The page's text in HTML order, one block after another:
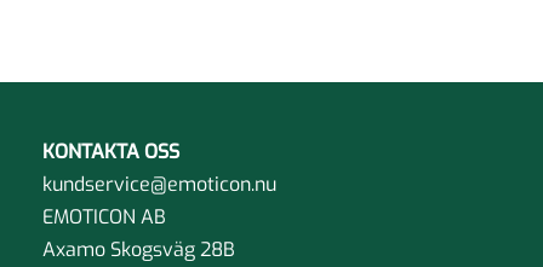
KONTAKTA OSS
kundservice@emoticon.nu
EMOTICON AB
Axamo Skogsväg 28B